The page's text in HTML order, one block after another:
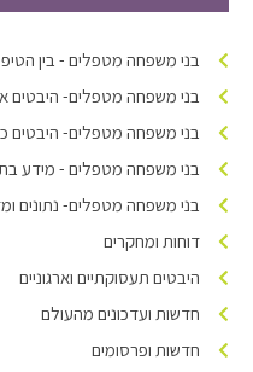
בני משפחה מטפלים - בין
בני משפחה מטפלים- היבטים
בני משפחה מטפלים- היבטים
בני משפחה מטפלים - מידע
בני משפחה מטפלים- נתונים
דוחות ומחקרים
היבטים תעסוקתיים וארגוניים
חדשות ועדכונים מהעולם
חדשות ופרסומים